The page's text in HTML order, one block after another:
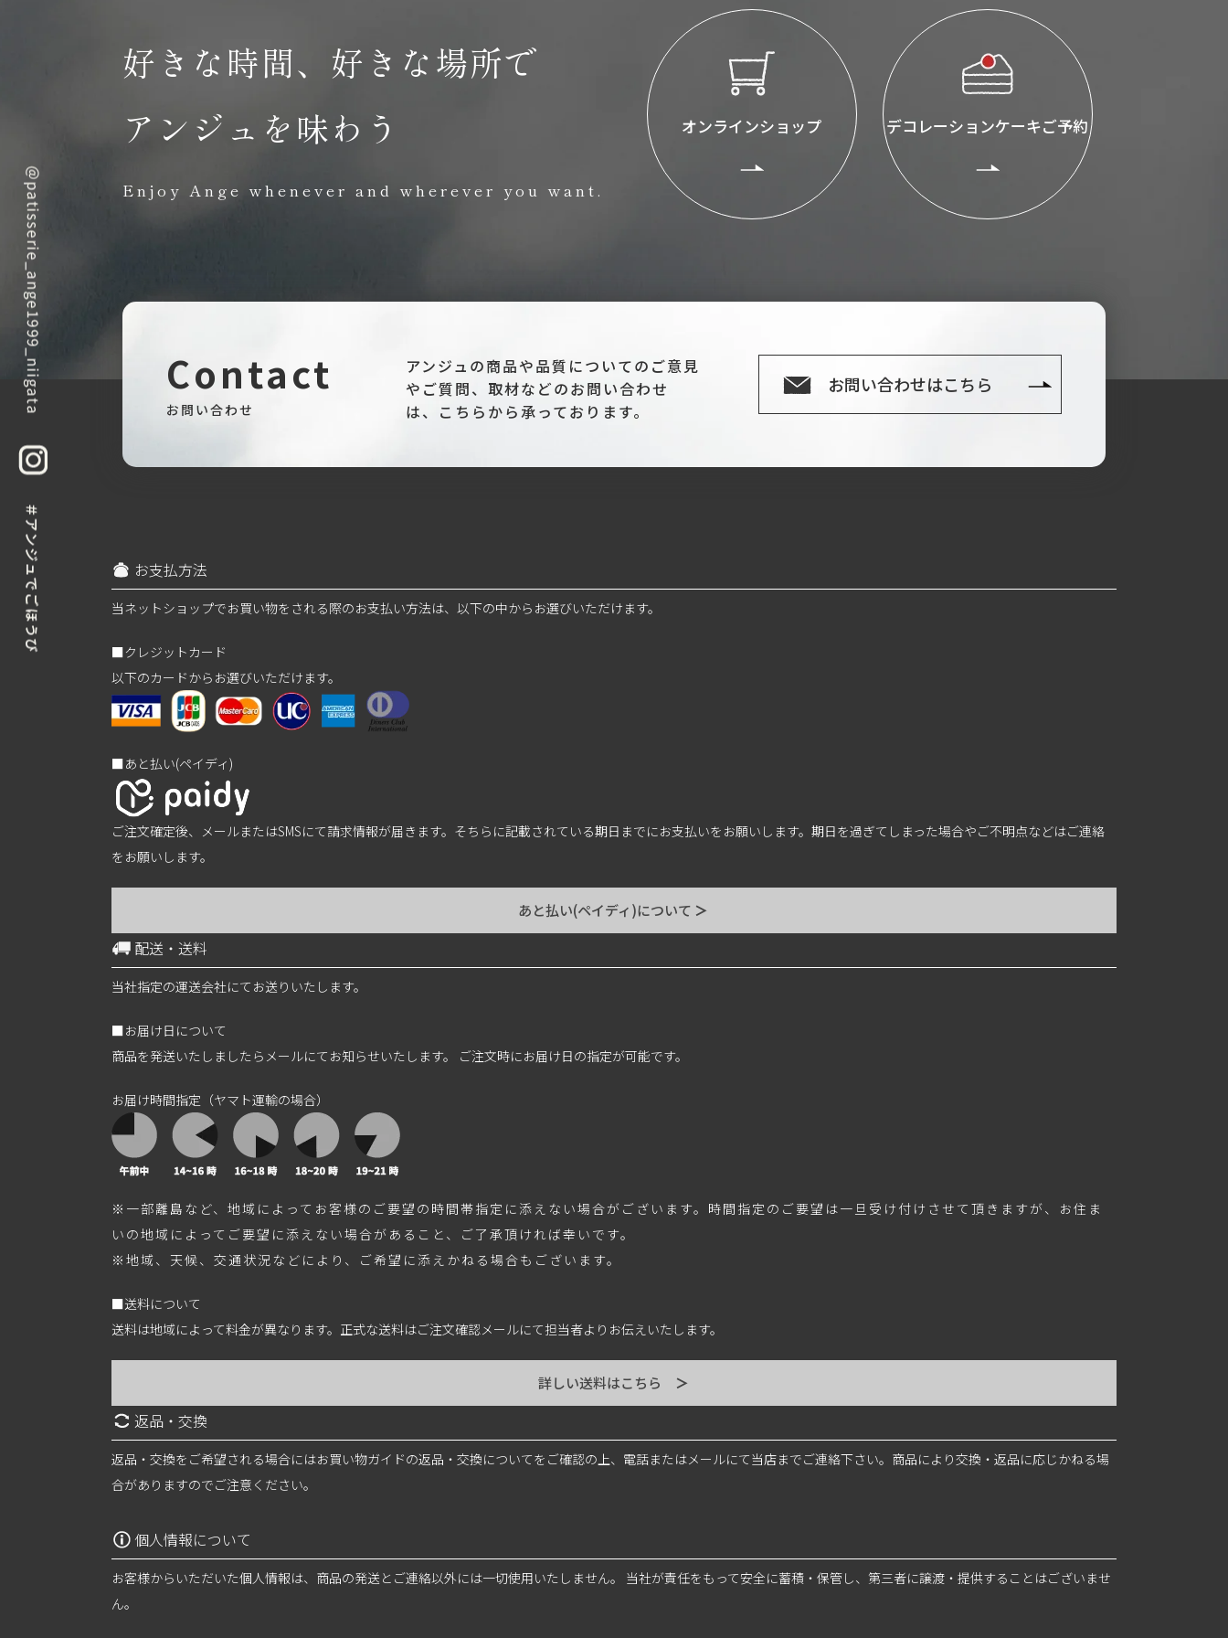
好きな時間、好きな場所で
アンジュを味わう
Enjoy Ange whenever and wherever you want.
オンラインショップ デコレーションケーキご予約
Contact
お問い合わせ
アンジュの商品や品質についてのご意見
やご質問、取材などのお問い合わせ
は、こちらから承っております。
お問い合わせはこちら
お支払方法
当ネットショップでお買い物をされる際のお支払い方法は、以下の中からお選びいただけます。
■クレジットカード
以下のカードからお選びいただけます。
■あと払い(ペイディ)
ご注文確定後、メールまたはSMSにて請求情報が届きます。そちらに記載されている期日までにお支払いをお願いします。期日を過ぎてしまった場合やご不明点などはご連絡
をお願いします。
あと払い(ペイディ)について ＞
配送・送料
当社指定の運送会社にてお送りいたします。
■お届け日について
商品を発送いたしましたらメールにてお知らせいたします。 ご注文時にお届け日の指定が可能です。
お届け時間指定（ヤマト運輸の場合）
※一部離島など、地域によってお客様のご要望の時間帯指定に添えない場合がございます。時間指定のご要望は一旦受け付けさせて頂きますが、お住ま
いの地域によってご要望に添えない場合があること、ご了承頂ければ幸いです。
※地域、天候、交通状況などにより、ご希望に添えかねる場合もございます。
■送料について
送料は地域によって料金が異なります。正式な送料はご注文確認メールにて担当者よりお伝えいたします。
詳しい送料はこちら ＞
返品・交換
返品・交換をご希望される場合にはお買い物ガイドの返品・交換についてをご確認の上、電話またはメールにて当店までご連絡下さい。商品により交換・返品に応じかねる場
合がありますのでご注意ください。
個人情報について
お客様からいただいた個人情報は、商品の発送とご連絡以外には一切使用いたしません。 当社が責任をもって安全に蓄積・保管し、第三者に譲渡・提供することはございませ
ん。